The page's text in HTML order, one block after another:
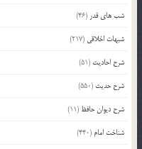
شب های قدر (46)
شبهات اخلاقی (217)
شرح احادیث (51)
شرح حدیث (550)
شرح دیوان حافظ (11)
شناخت امام (440)